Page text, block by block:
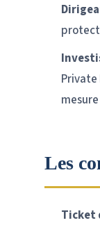
mesure
Les
Ticket